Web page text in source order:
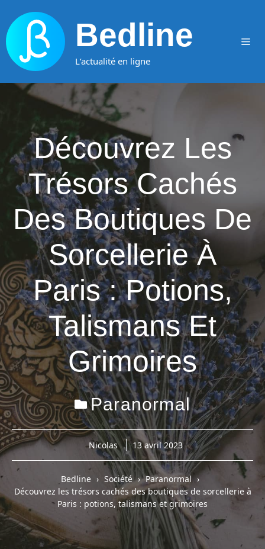
au
contenu
Bedline
L‘actualité en ligne
Découvrez Les
Trésors Cachés
Des Boutiques De
Sorcellerie À
Paris : Potions,
Talismans Et
Grimoires
Paranormal
Nicolas 13 avril 2023
Bedline Société
Paranormal
Découvrez les trésors cachés des boutiques de sorcellerie à
Paris : potions, talismans et grimoires